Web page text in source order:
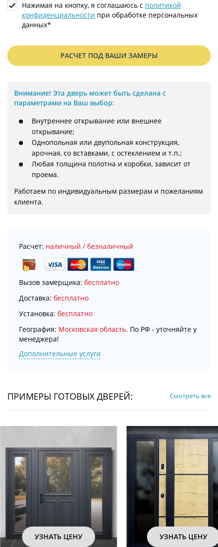
Нажимая на кнопку, я соглашаюсь с политикой
конфиденциальности при обработке персональных
данных*
РАСЧЕТ ПОД ВАШИ ЗАМЕРЫ
Внимание! Эта дверь может быть сделана с
параметрами на Ваш выбор:
Внутреннее открывание или внешнее
открывание;
Однопольная или двупольная конструкция,
арочная, со вставками, с остеклением и т.п.;
Любая толщина полотна и коробки, зависит от
проема.
Работаем по индивидуальным размерам и пожеланиям
клиента.
Расчет: наличный / безналичный
Вызов замерщика: бесплатно
Доставка: бесплатно
Установка: бесплатно
География: Московская область. По РФ - уточняйте у
менеджера!
Дополнительные услуги
ПРИМЕРЫ ГОТОВЫХ ДВЕРЕЙ: Смотреть все
УЗНАТЬ ЦЕНУ УЗНАТЬ ЦЕНУ